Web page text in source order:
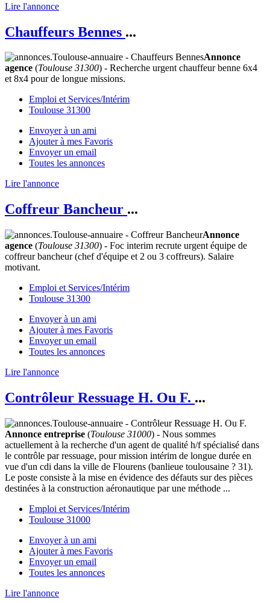
Lire l'annonce
Chauffeurs Bennes ...
Annonce
agence (Toulouse 31300) - Recherche urgent chauffeur benne 6x4
et 8x4 pour de longue missions.
Emploi et Services/Intérim
Toulouse 31300
Envoyer à un ami
Ajouter à mes Favoris
Envoyer un email
Toutes les annonces
Lire l'annonce
Coffreur Bancheur ...
Annonce
agence (Toulouse 31300) - Foc interim recrute urgent équipe de
coffreur bancheur (chef d'équipe et 2 ou 3 coffreurs). Salaire
motivant.
Emploi et Services/Intérim
Toulouse 31300
Envoyer à un ami
Ajouter à mes Favoris
Envoyer un email
Toutes les annonces
Lire l'annonce
Contrôleur Ressuage H. Ou F. ...
Annonce entreprise (Toulouse 31000) - Nous sommes
actuellement à la recherche d'un agent de qualité h/f spécialisé dans
le contrôle par ressuage, pour mission intérim de longue durée en
vue d'un cdi dans la ville de Flourens (banlieue toulousaine ? 31).
Le poste consiste à la mise en évidence des défauts sur des pièces
destinées à la construction aéronautique par une méthode ...
Emploi et Services/Intérim
Toulouse 31000
Envoyer à un ami
Ajouter à mes Favoris
Envoyer un email
Toutes les annonces
Lire l'annonce